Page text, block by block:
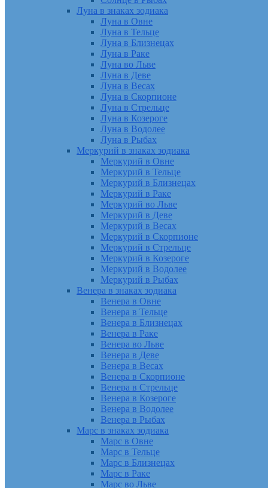
Луна в знаках зодиака
Луна в Овне
Луна в Тельце
Луна в Близнецах
Луна в Раке
Луна во Льве
Луна в Деве
Луна в Весах
Луна в Скорпионе
Луна в Стрельце
Луна в Козероге
Луна в Водолее
Луна в Рыбах
Меркурий в знаках зодиака
Меркурий в Овне
Меркурий в Тельце
Меркурий в Близнецах
Меркурий в Раке
Меркурий во Льве
Меркурий в Деве
Меркурий в Весах
Меркурий в Скорпионе
Меркурий в Стрельце
Меркурий в Козероге
Меркурий в Водолее
Меркурий в Рыбах
Венера в знаках зодиака
Венера в Овне
Венера в Тельце
Венера в Близнецах
Венера в Раке
Венера во Льве
Венера в Деве
Венера в Весах
Венера в Скорпионе
Венера в Стрельце
Венера в Козероге
Венера в Водолее
Венера в Рыбах
Марс в знаках зодиака
Марс в Овне
Марс в Тельце
Марс в Близнецах
Марс в Раке
Марс во Льве